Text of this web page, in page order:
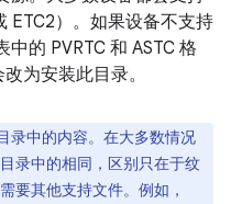
ETC2）。如果设备不支持
的 PVRTC 和 ASTC 格
为安装此目录。
录中的内容。在大多数情况
录中的相同，区别只在于纹
要其他支持文件。例如，